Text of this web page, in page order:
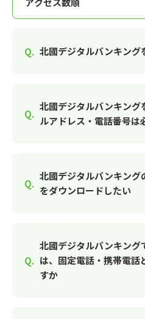
北國デジタルバンキング
北國デジタルバンキング
ルアドレス・電話番号は
北國デジタルバンキング
をダウンロードしたい
北國デジタルバンキング
は、固定電話・携帯電話
すか